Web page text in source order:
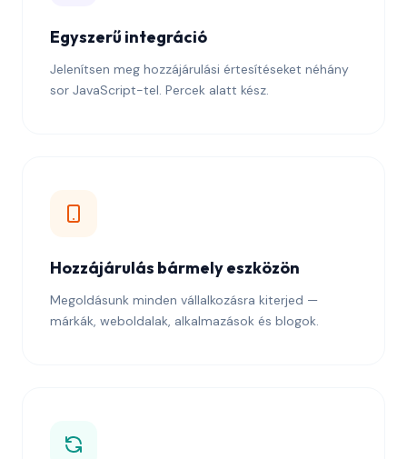
Egyszerű integráció
Jelenítsen meg hozzájárulási értesítéseket néhány
sor JavaScript-tel. Percek alatt kész.
Hozzájárulás bármely eszközön
Megoldásunk minden vállalkozásra kiterjed —
márkák, weboldalak, alkalmazások és blogok.